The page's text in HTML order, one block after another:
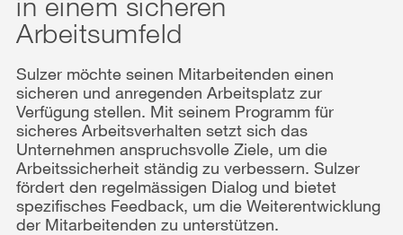
Downloads
Arbeitsumfeld
Sulzer möchte seinen Mitarbeitenden einen
sicheren und anregenden Arbeitsplatz zur
Verfügung stellen. Mit seinem Programm für
sicheres Arbeitsverhalten setzt sich das
Unternehmen anspruchsvolle Ziele, um die
Arbeitssicherheit ständig zu verbessern. Sulzer
fördert den regelmässigen Dialog und bietet
spezifisches Feedback, um die Weiterentwicklung
der Mitarbeitenden zu unterstützen.